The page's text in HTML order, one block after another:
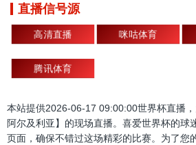
直播信号源
高清直播 咪咕体育
腾讯体育
本站提供2026-06-17 09:00:00世界杯直播
阿尔及利亚】的现场直播。喜爱世界杯的球
页面，确保不错过这场精彩的比赛。为了您